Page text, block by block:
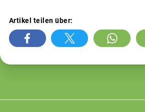
Artikel teilen über: